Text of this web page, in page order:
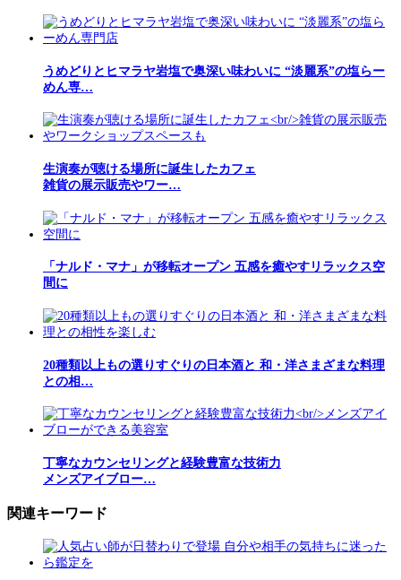
うめどりとヒマラヤ岩塩で奥深い味わいに “淡麗系”の塩らー
めん専…
生演奏が聴ける場所に誕生したカフェ
雑貨の展示販売やワー…
「ナルド・マナ」が移転オープン 五感を癒やすリラックス空
間に
20種類以上もの選りすぐりの日本酒と 和・洋さまざまな料理
との相…
丁寧なカウンセリングと経験豊富な技術力
メンズアイブロー…
関連キーワード